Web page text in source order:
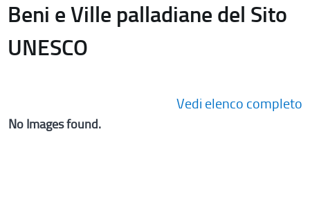
Beni e Ville palladiane del Sito
UNESCO
Vedi elenco completo
No Images found.